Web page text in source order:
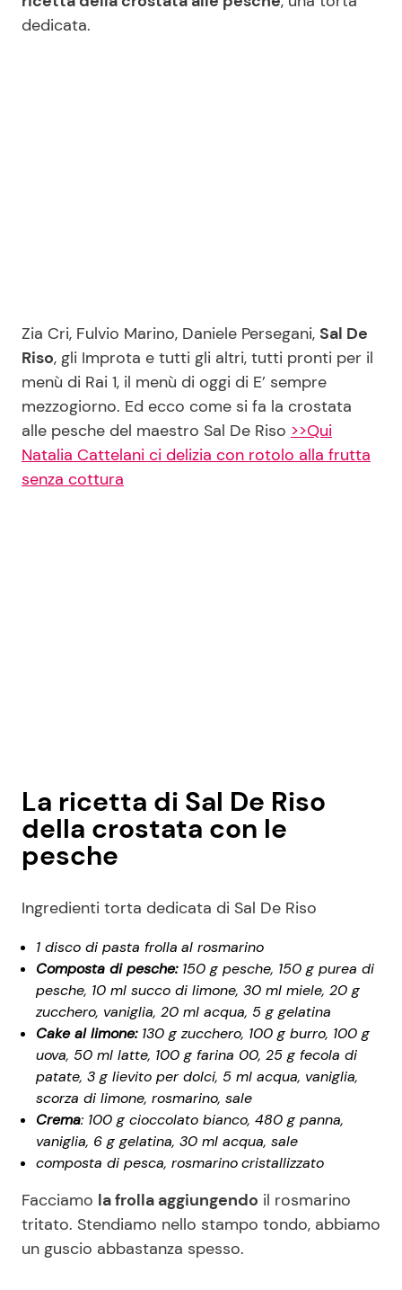
Viaggi e Turismo Ricette Feste
Redazione
Contattaci
Pubblicità
Privacy Policy
dedicata.
Zia Cri, Fulvio Marino, Daniele Persegani, Sal De
Riso, gli Improta e tutti gli altri, tutti pronti per il
menù di Rai 1, il menù di oggi di E’ sempre
mezzogiorno. Ed ecco come si fa la crostata
alle pesche del maestro Sal De Riso >>Qui
Natalia Cattelani ci delizia con rotolo alla frutta
senza cottura
La ricetta di Sal De Riso
della crostata con le
pesche
Ingredienti torta dedicata di Sal De Riso
1 disco di pasta frolla al rosmarino
Composta di pesche: 150 g pesche, 150 g purea di
pesche, 10 ml succo di limone, 30 ml miele, 20 g
zucchero, vaniglia, 20 ml acqua, 5 g gelatina
Cake al limone:130 g zucchero, 100 g burro, 100 g
uova, 50 ml latte, 100 g farina 00, 25 g fecola di
patate, 3 g lievito per dolci, 5 ml acqua, vaniglia,
scorza di limone, rosmarino, sale
Crema: 100 g cioccolato bianco, 480 g panna,
vaniglia, 6 g gelatina, 30 ml acqua, sale
composta di pesca, rosmarinocristallizzato
Facciamo la frolla aggiungendo il rosmarino
tritato. Stendiamo nello stampo tondo, abbiamo
un guscio abbastanza spesso.